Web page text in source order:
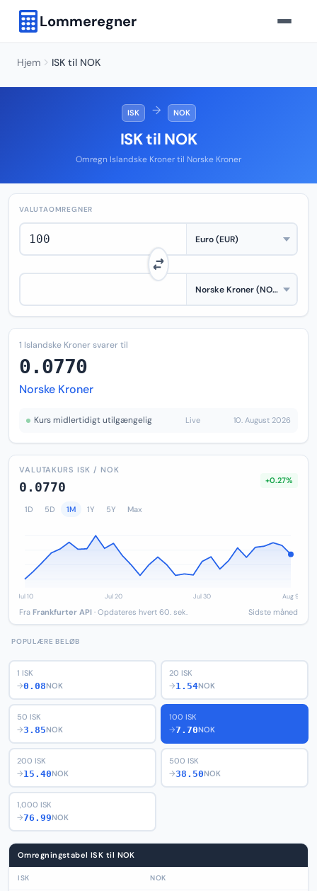
Lommeregner
Hjem ISK til NOK
ISK → NOK
ISK til NOK
Omregn Islandske Kroner til Norske Kroner
VALUTAOMREGNER
1 Islandske Kroner svarer til
0.0770
Norske Kroner
Kurs midlertidigt utilgængelig Live 10. August 2026
VALUTAKURS ISK / NOK
0.0770 +0.27%
1D 5D 1M 1Y 5Y Max
Fra Frankfurter API · Opdateres hvert 60. sek. Sidste måned
POPULÆRE BELØB
1 ISK
→0.08NOK
20 ISK
→1.54NOK
50 ISK
→3.85NOK
100 ISK
→7.70NOK
200 ISK
→15.40NOK
500 ISK
→38.50NOK
1,000 ISK
→76.99NOK
Omregningstabel ISK til NOK
ISK NOK